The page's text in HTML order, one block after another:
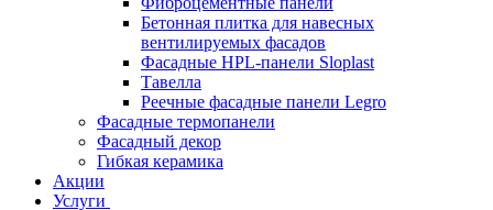
Бетонная плитка для навесных
вентилируемых фасадов
Фасадные HPL-панели Sloplast
Тавелла
Реечные фасадные панели Legro
Фасадные термопанели
Фасадный декор
Гибкая керамика
Акции
Услуги